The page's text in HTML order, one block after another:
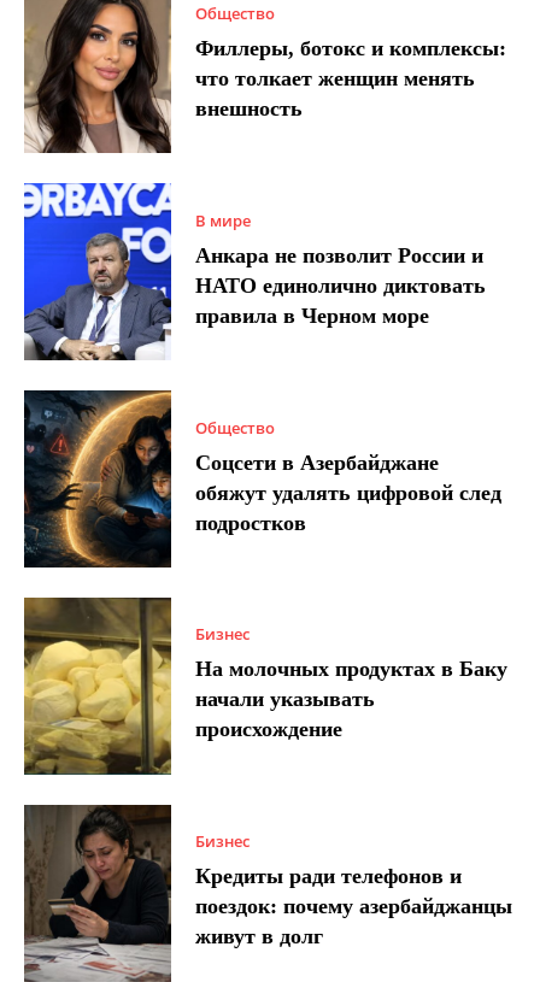
Общество
Филлеры, ботокс и комплексы:
что толкает женщин менять
внешность
В мире
Анкара не позволит России и
НАТО единолично диктовать
правила в Черном море
Общество
Соцсети в Азербайджане
обяжут удалять цифровой след
подростков
Бизнес
На молочных продуктах в Баку
начали указывать
происхождение
Бизнес
Кредиты ради телефонов и
поездок: почему азербайджанцы
живут в долг